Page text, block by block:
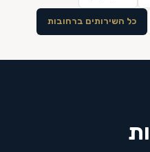
כל השירותים ברחובות